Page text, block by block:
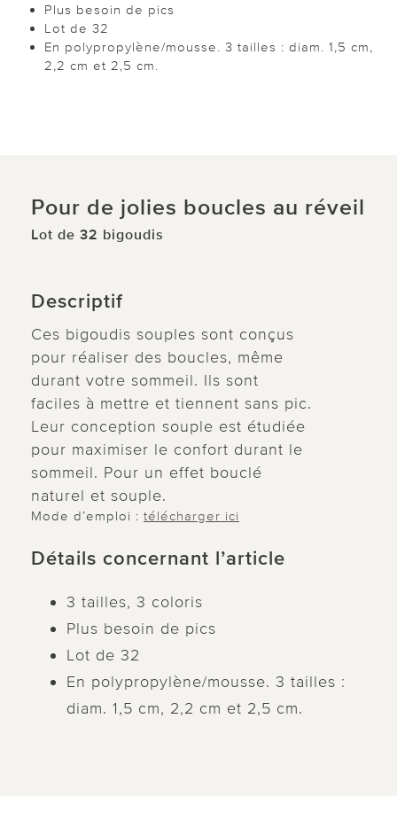
Plus besoin de pics
Lot de 32
En polypropylène/mousse. 3 tailles : diam. 1,5 cm,
2,2 cm et 2,5 cm.
Pour de jolies boucles au réveil
Lot de 32 bigoudis
Descriptif
Ces bigoudis souples sont conçus
pour réaliser des boucles, même
durant votre sommeil. Ils sont
faciles à mettre et tiennent sans pic.
Leur conception souple est étudiée
pour maximiser le confort durant le
sommeil. Pour un effet bouclé
naturel et souple.
Mode d’emploi : télécharger ici
Détails concernant l’article
3 tailles, 3 coloris
Plus besoin de pics
Lot de 32
En polypropylène/mousse. 3 tailles :
diam. 1,5 cm, 2,2 cm et 2,5 cm.